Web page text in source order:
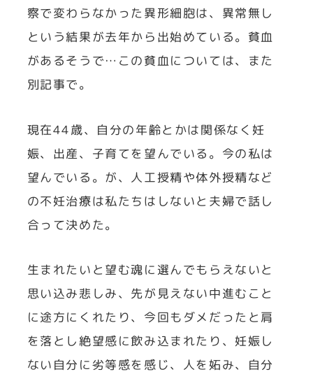
察で変わらなかった異形細胞は、異常無し
という結果が去年から出始めている。貧血
があるそうで…この貧血については、また
別記事で。
現在44歳、自分の年齢とかは関係なく妊
娠、出産、子育てを望んでいる。今の私は
望んでいる。が、人工授精や体外授精など
の不妊治療は私たちはしないと夫婦で話し
合って決めた。
生まれたいと望む魂に選んでもらえないと
思い込み悲しみ、先が見えない中進むこと
に途方にくれたり、今回もダメだったと肩
を落とし絶望感に飲み込まれたり、妊娠し
ない自分に劣等感を感じ、人を妬み、自分